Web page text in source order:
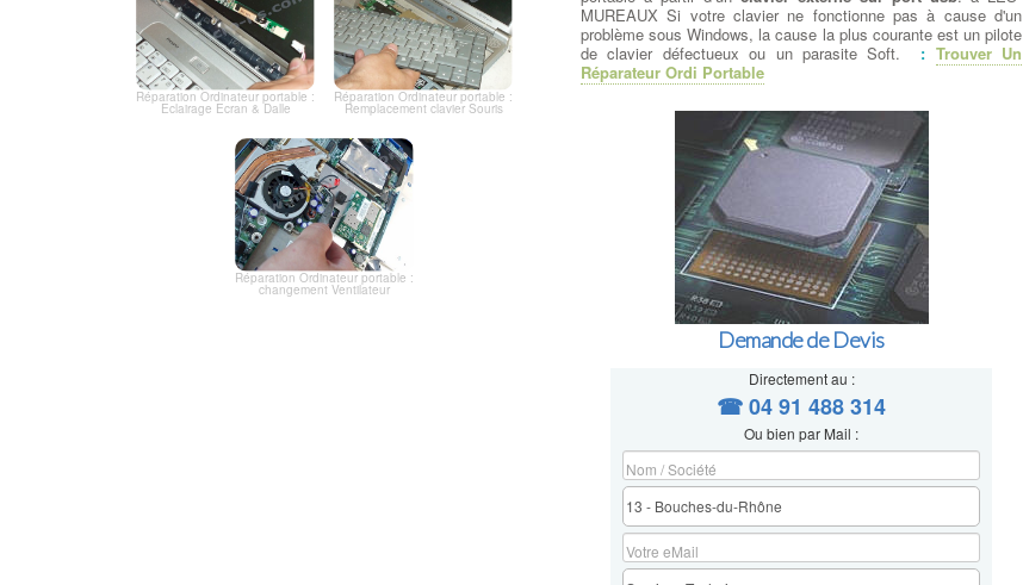
Réparation Ordinateur portable :
Eclairage Ecran & Dalle
Réparation Ordinateur portable :
Remplacement clavier Souris
Réparation Ordinateur portable :
changement Ventilateur
MUREAUX Si votre clavier ne fonctionne pas à cause d'un
problème sous Windows, la cause la plus courante est un pilote
de clavier défectueux ou un parasite Soft. : Trouver Un
Réparateur Ordi Portable
Demande de Devis
Directement au :
☎ 04 91 488 314
Ou bien par Mail :